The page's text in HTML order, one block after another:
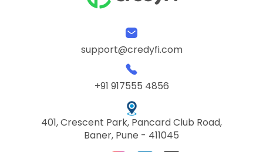
support@credyfi.com
+91 917555 4856
401, Crescent Park, Pancard Club Road,
Baner, Pune - 411045